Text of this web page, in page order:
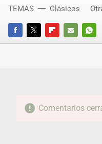
FACEBOOKTWITTERFLIPBOARD
E-
TEMAS Clásicos
Comentarios